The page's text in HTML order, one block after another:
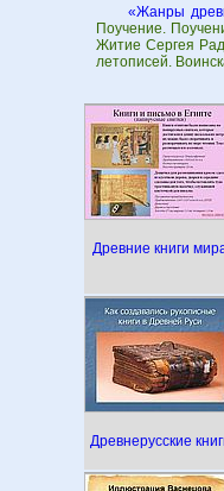
«Жанры
Поучение.
Житие Сергея
летописей.
Древние книги
Древнерусские